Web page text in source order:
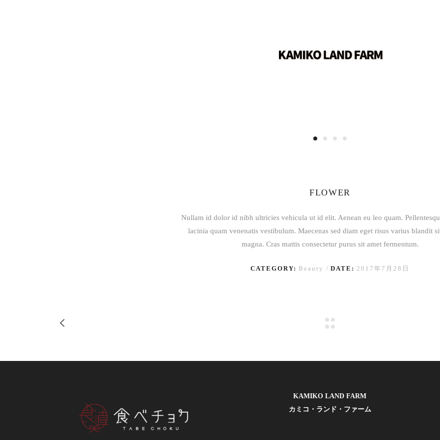
FLOWER
Nullam id dolor id nibh ultricies vehicula ut id elit. Aenean eu leo quam.
lacinia quam venenatis vestibulum. Maecenas sed diam eget risus varius blandit
magna. Cras mattis consectetur purus sit amet fermentum.
CATEGORY: Beauty DATE: 2017年7月28日
KAMIKO LAND FARM
カミコ・ランド・ファーム